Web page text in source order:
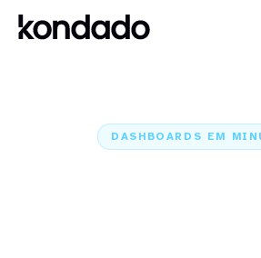
DASHBOARDS EM